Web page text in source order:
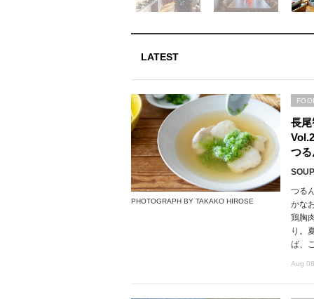
LATEST
PHOTOGRAPH BY TAKAKO HIROSE
長
つ
つる
かな
鶏胸
り。
ば、
Aug